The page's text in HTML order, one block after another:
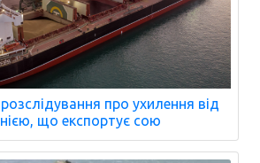
про ухилення від
що експортує сою